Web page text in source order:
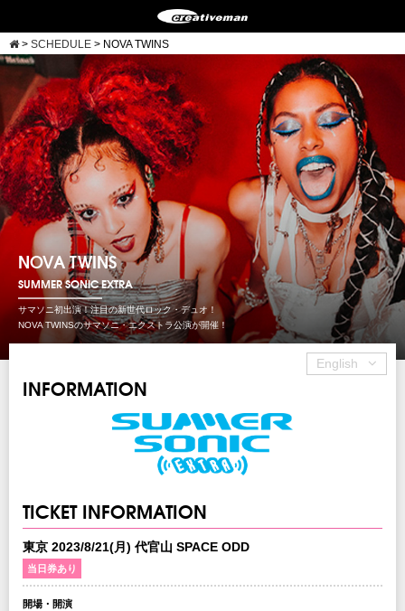
> SCHEDULE > NOVA TWINS
NOVA TWINS
SUMMER SONIC EXTRA
サマソニ初出演！注目の新世代ロック・デュオ！
NOVA TWINSのサマソニ・エクストラ公演が開催！
English
INFORMATION
TICKET INFORMATION
東京 2023/8/21(月) 代官山 SPACE ODD
当日券あり
開場・開演